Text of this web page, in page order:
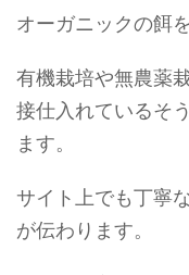
オーガニックの餌
有機栽培や無農薬
接仕入れているそ
ます。
サイト上でも丁寧
が伝わります。